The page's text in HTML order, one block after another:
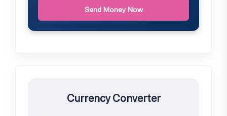
Send Money Now
Currency Converter